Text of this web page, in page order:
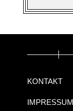
KONTAKT
IMPRESSUM